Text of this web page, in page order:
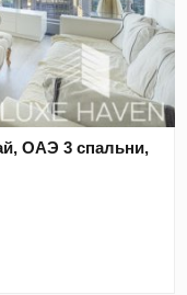
ОАЭ 3 спальни,